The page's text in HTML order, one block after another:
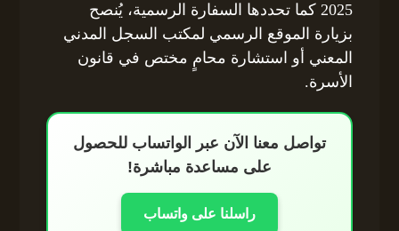
2025 كما تحددها السفارة الرسمية، يُنصح
بزيارة الموقع الرسمي لمكتب السجل المدني
المعني أو استشارة محامٍ مختص في قانون
الأسرة.
تواصل معنا الآن عبر الواتساب للحصول
على مساعدة مباشرة!
راسلنا على واتساب